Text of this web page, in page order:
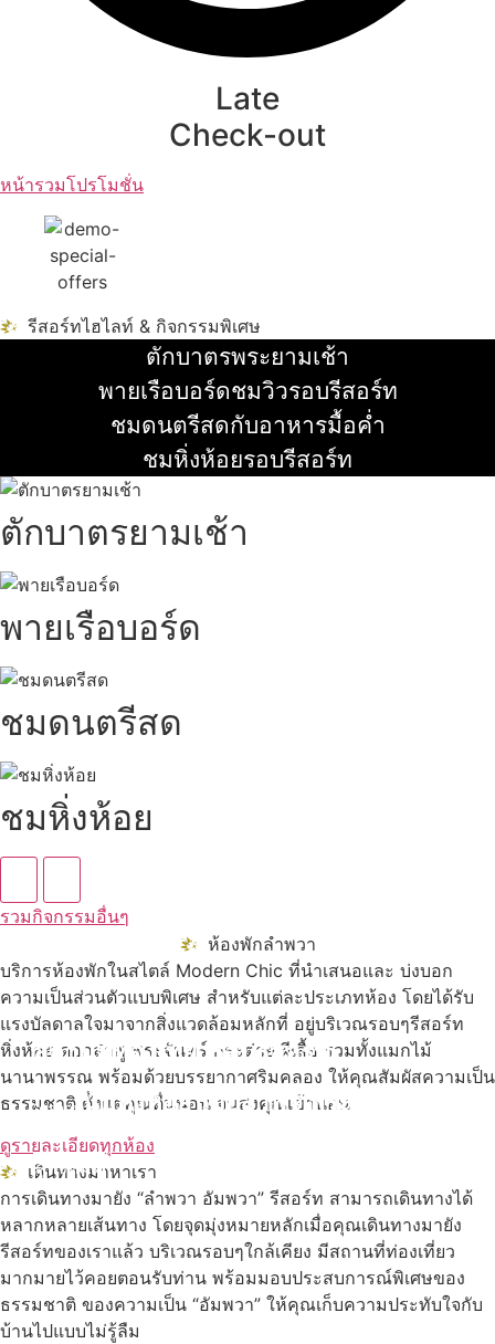
นับหิ่งห้อย ร้อยลำพู ดูพระจันทร์
Late
Check-out
หน้ารวมโปรโมชั่น
รีสอร์ทไฮไลท์ & กิจกรรมพิเศษ
ตักบาตรพระยามเช้า
อ่านเพิ่ม
พายเรือบอร์ดชมวิวรอบรีสอร์ท
อ่านเพิ่ม
ชมดนตรีสดกับอาหารมื้อค่ำ
อ่านเพิ่ม
ชมหิ่งห้อยรอบรีสอร์ท
ตักบาตรยามเช้า
พายเรือบอร์ด
ชมดนตรีสด
ชมหิ่งห้อย
รวมกิจกรรมอื่นๆ
ห้องพักลำพวา
บริการห้องพักในสไตล์ Modern Chic ที่นำเสนอและ บ่งบอก
ความเป็นส่วนตัวแบบพิเศษ สำหรับแต่ละประเภทห้อง โดยได้รับ
แรงบัลดาลใจมาจากสิ่งแวดล้อมหลักที่ อยู่บริเวณรอบๆรีสอร์ท
หิ่งห้อย ดอกลำพู พระจันทร์ กระต่าย ผีเสื้อ รวมทั้งแมกไม้
นานาพรรณ พร้อมด้วยบรรยากาศริมคลอง ให้คุณสัมผัสความเป็น
ธรรมชาติ ตั้งแต่คุณตื่นนอน จนส่งคุณเข้านอน
ดูรายละเอียดทุกห้อง
เดินทางมาหาเรา
การเดินทางมายัง “ลำพวา อัมพวา” รีสอร์ท สามารถเดินทางได้
หลากหลายเส้นทาง โดยจุดมุ่งหมายหลักเมื่อคุณเดินทางมายัง
รีสอร์ทของเราแล้ว บริเวณรอบๆใกล้เคียง มีสถานที่ท่องเที่ยว
มากมายไว้คอยตอนรับท่าน พร้อมมอบประสบการณ์พิเศษของ
ธรรมชาติ ของความเป็น “อัมพวา” ให้คุณเก็บความประทับใจกับ
บ้านไปแบบไม่รู้ลืม
สถานที่ท่องเที่ยวรอบรีสอร์ท
"ตลาดน้ำอัมพวา"
ดูทั้งหมด